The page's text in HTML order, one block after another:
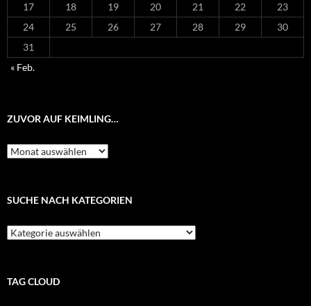
17
18 19 20 21 22
23
24
25 26 27 28 29
30
31
« Feb.
ZUVOR AUF KEIMLING…
Zuvor
auf
SUCHE NACH KATEGORIEN
Suche
nach
TAG CLOUD